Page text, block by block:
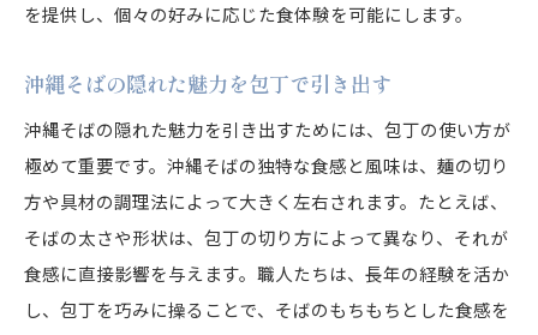
を提供し、個々の好みに応じた食体験を可能にします。
沖縄そばの隠れた魅力を包丁で引き出す
沖縄そばの隠れた魅力を引き出すためには、包丁の使い方が
極めて重要です。沖縄そばの独特な食感と風味は、麺の切り
方や具材の調理法によって大きく左右されます。たとえば、
そばの太さや形状は、包丁の切り方によって異なり、それが
食感に直接影響を与えます。職人たちは、長年の経験を活か
し、包丁を巧みに操ることで、そばのもちもちとした食感を